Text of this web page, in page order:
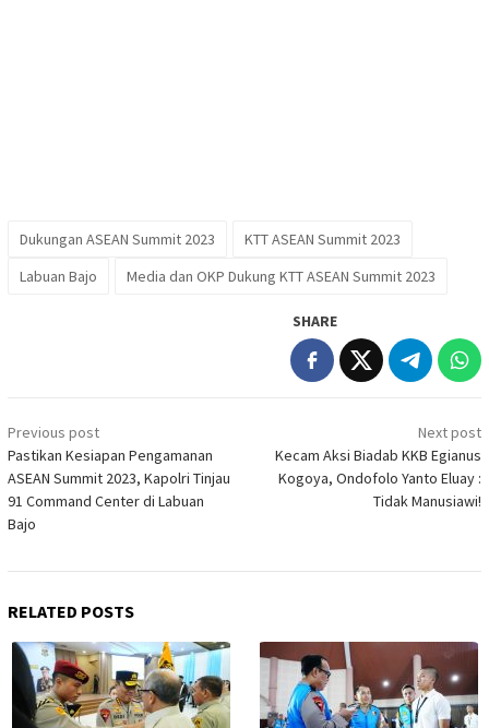
Dukungan ASEAN Summit 2023
KTT ASEAN Summit 2023
Labuan Bajo
Media dan OKP Dukung KTT ASEAN Summit 2023
SHARE
Post
navigation
Previous post
Pastikan Kesiapan Pengamanan
ASEAN Summit 2023, Kapolri Tinjau
91 Command Center di Labuan
Bajo
Next post
Kecam Aksi Biadab KKB Egianus
Kogoya, Ondofolo Yanto Eluay :
Tidak Manusiawi!
RELATED POSTS